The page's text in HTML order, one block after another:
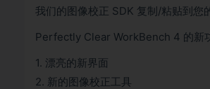
我们的图像校正 SDK 复制/粘贴到您
Perfectly Clear WorkBench 4 的新
1. 漂亮的新界面
2. 新的图像校正工具